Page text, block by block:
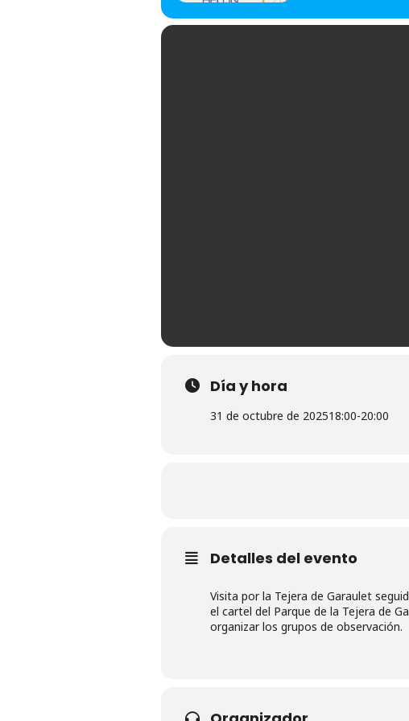
Día y hora
31 de octubre de 202518:00-20:00
Detalles del evento
Visita por la Tejera de Garaulet
el cartel del Parque de la Tejera de
organizar los grupos de observación.